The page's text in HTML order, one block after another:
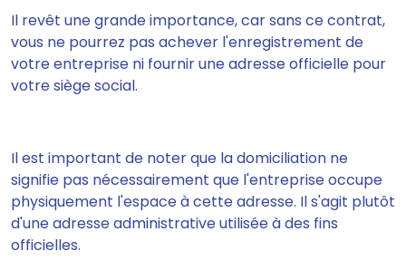
Il revêt une grande importance, car sans ce contrat,
vous ne pourrez pas achever l'enregistrement de
votre entreprise ni fournir une adresse officielle pour
votre siège social.
Il est important de noter que la domiciliation ne
signifie pas nécessairement que l'entreprise occupe
physiquement l'espace à cette adresse. Il s'agit plutôt
d'une adresse administrative utilisée à des fins
officielles.